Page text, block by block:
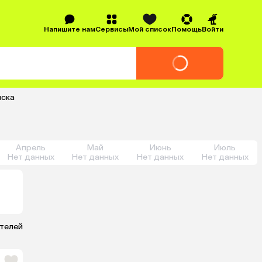
Напишите намСервисыМой списокПомощьВойти
Апрель
Нет данных
Май
Нет данных
Июнь
Нет данных
Июль
Нет данных